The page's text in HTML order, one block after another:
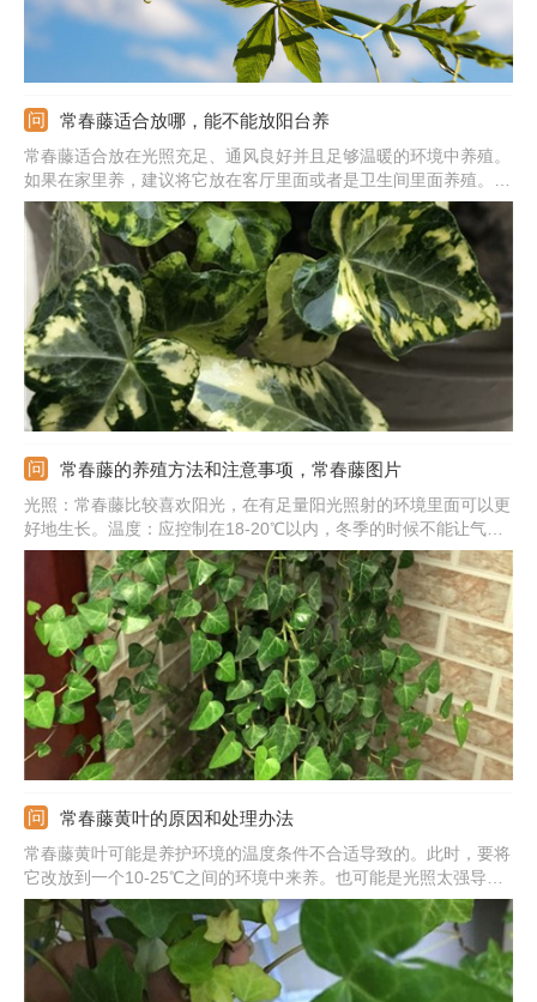
常春藤适合放哪，能不能放阳台养
常春藤适合放在光照充足、通风良好并且足够温暖的环境中养殖。
如果在家里养，建议将它放在客厅里面或者是卫生间里面养殖。它
也可以放在阳台上养，只不过养殖时要注意，夏天的时候要适当遮
阳，冬天的时候要覆膜防冻，平时还要勤加修剪，不要让它长得太
长。
常春藤的养殖方法和注意事项，常春藤图片
光照：常春藤比较喜欢阳光，在有足量阳光照射的环境里面可以更
好地生长。温度：应控制在18-20℃以内，冬季的时候不能让气温
低于5℃。浇水：一般要每2-3天浇一次水，但如果土还没有变干的
迹象则不需要浇水。施肥：生长季需每2-3周追肥一次，肥料应当
选择含氮量高的。
常春藤黄叶的原因和处理办法
常春藤黄叶可能是养护环境的温度条件不合适导致的。此时，要将
它改放到一个10-25℃之间的环境中来养。也可能是光照太强导致
的。此时，要将它放到一个通风条件良好并且没有阳光直射的位置
来养。还可能是浇水过多导致的。此时，要将它搬到一个通风好的
地方晾干土壤，然后把它挪回原处并暂停浇水，等它恢复。